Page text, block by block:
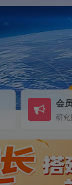
会
研究